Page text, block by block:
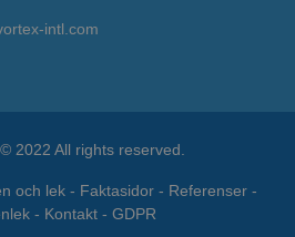
intl.com
2022 All rights reserved.
och lek - Faktasidor - Referenser -
- Kontakt - GDPR